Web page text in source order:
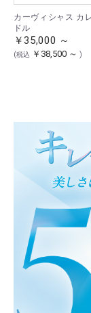
カーヴィシャス カ
ドル
￥35,000 ～
(税込 ￥38,500 ～ )